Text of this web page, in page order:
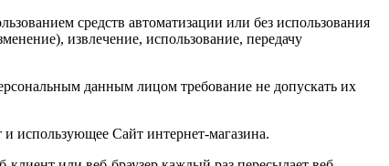
средств автоматизации или без использования
извлечение, использование, передачу
данным лицом требование не допускать их
и использующее Сайт интернет-магазина.